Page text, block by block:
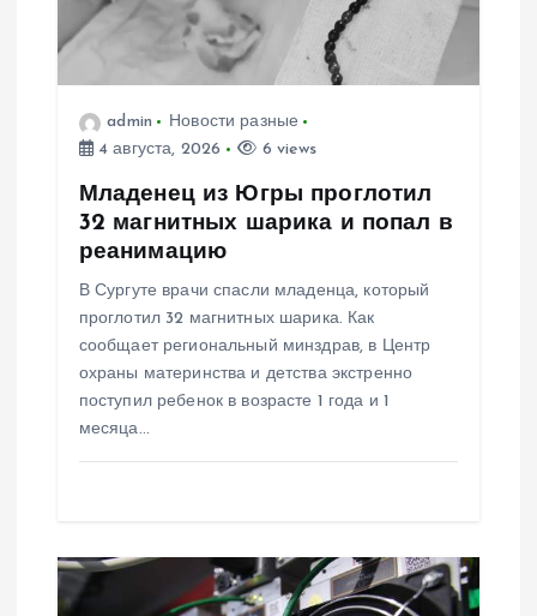
з
admin
Новости разные
4 августа, 2026
6 views
Младенец из Югры проглотил
32 магнитных шарика и попал в
реанимацию
В Сургуте врачи спасли младенца, который
проглотил 32 магнитных шарика. Как
сообщает региональный минздрав, в Центр
охраны материнства и детства экстренно
поступил ребенок в возрасте 1 года и 1
месяца…